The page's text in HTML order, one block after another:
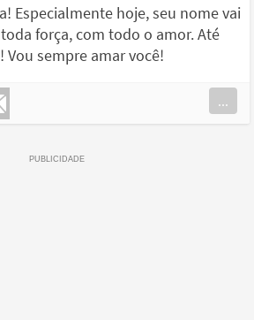
Especialmente hoje, seu nome vai
força, com todo o amor. Até
Vou sempre amar você!
...